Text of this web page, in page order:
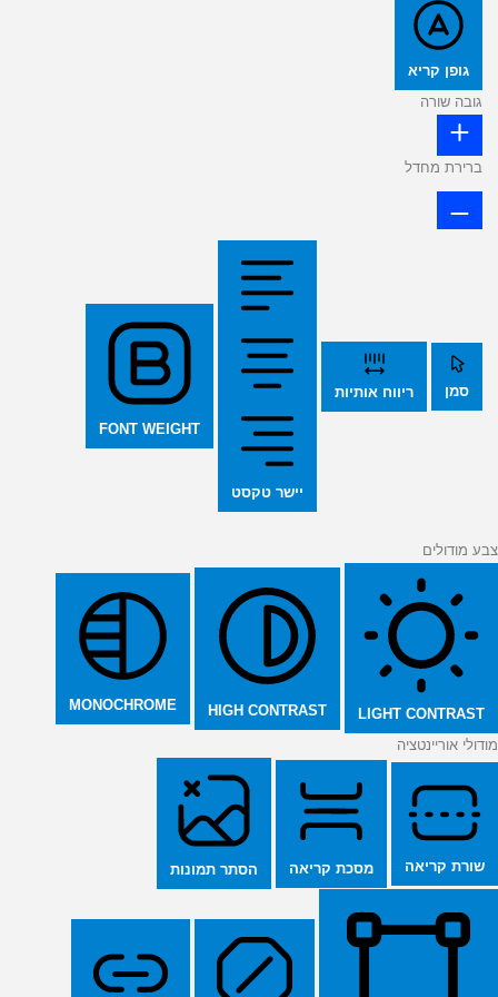
גופן קריא
גובה שורה
ברירת מחדל
סמן ריווח אותיות
יישר טקסט
FONT WEIGHT
צבע מודולים
LIGHT CONTRAST
HIGH CONTRAST
MONOCHROME
מודולי אוריינטציה
שורת קריאה מסכת קריאה הסתר תמונות